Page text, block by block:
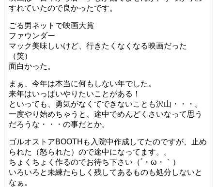
すれていたので良かったです。
ごる男ネットで映画大賞
ファウンダー
マック美味しいけど、行きたくなくなる映画だった
（笑）
面白かった。
まぁ、今年は本当に何もしない年でした。
来年はいっぱいやりたいことがある！
といっても、勇気がなくてできないことも沢山・・・。
一度やり始めちゃうと、途中でめんどくさいなって思う
だろうな・・・の事だとか。
ゴルオストアBOOTHも入院中作成してたのですが、止め
られた（怒られた）ので途中になってます。。
ちょくちょく作るのでお待ち下さい（´・ω・｀）
いろいろと未練たらしく残してあるものも処分しないと
なぁ。